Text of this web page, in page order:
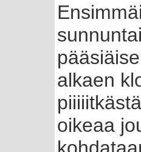
alkaen
oikeaa